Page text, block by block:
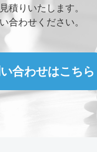
積りいたします。
合わせください。
合わせはこちら